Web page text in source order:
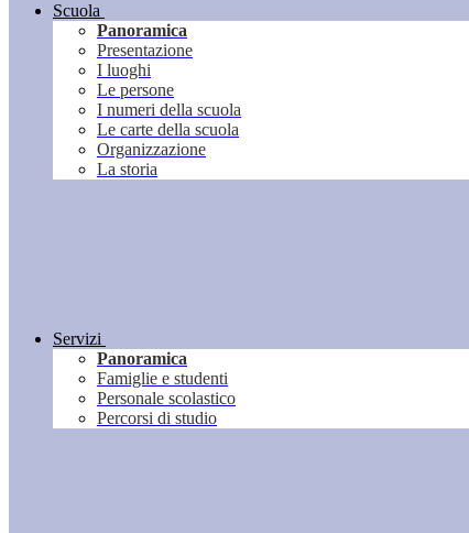
Scuola
Panoramica
Presentazione
I luoghi
Le persone
I numeri della scuola
Le carte della scuola
Organizzazione
La storia
Servizi
Panoramica
Famiglie e studenti
Personale scolastico
Percorsi di studio